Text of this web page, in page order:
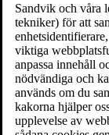
Sandvik och våra
tekniker) för att
viktiga
anpassa innehåll
nödvändiga och
används om du
kakorna hjälper
upplevelse av